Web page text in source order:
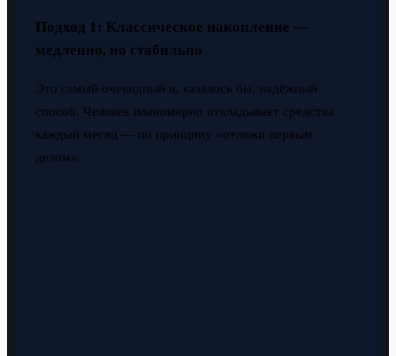
Подход 1: Классическое накопление —
медленно, но стабильно
Это самый очевидный и, казалось бы, надёжный
способ. Человек планомерно откладывает средства
каждый месяц — по принципу «отложи первым
делом».